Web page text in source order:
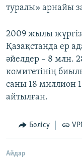
туралы» арнайы
2009 жылы
Қазақстанда ер
әйелдер – 8 млн.
комитетінің
саны 18 миллион
айтылған.
Бөлісу
Айдар